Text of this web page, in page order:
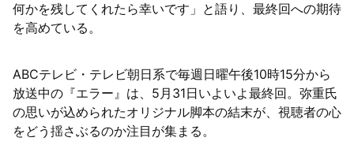
何かを残してくれたら幸いです」と語り、最終回への期待
を高めている。
ABCテレビ・テレビ朝日系で毎週日曜午後10時15分から
放送中の『エラー』は、5月31日いよいよ最終回。弥重氏
の思いが込められたオリジナル脚本の結末が、視聴者の心
をどう揺さぶるのか注目が集まる。